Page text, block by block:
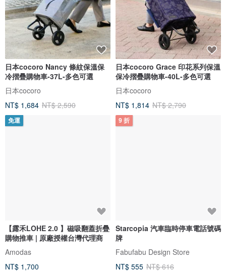
日本cocoro Nancy 條紋保溫保
冷摺疊購物車-37L-多色可選
日本cocoro
NT$ 1,684 NT$ 2,590
日本cocoro Grace 印花系列保溫
保冷摺疊購物車-40L-多色可選
日本cocoro
NT$ 1,814 NT$ 2,790
免運
【露禾LOHE 2.0 】磁吸翻蓋折疊
購物推車 | 原廠授權台灣代理商
Amodas
NT$ 1,700
9 折
Starcopia 汽車臨時停車電話號碼
牌
Fabufabu Design Store
NT$ 555 NT$ 616